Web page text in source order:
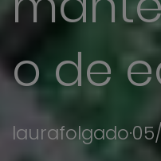
o de
laurafolgado·